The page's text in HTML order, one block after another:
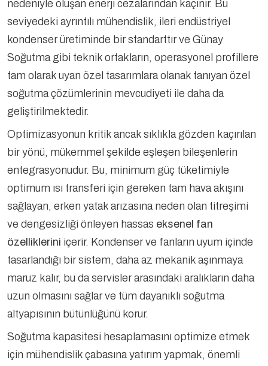
nedeniyle oluşan enerji cezalarından kaçınır. Bu
seviyedeki ayrıntılı mühendislik, ileri endüstriyel
kondenser üretiminde bir standarttır ve Günay
Soğutma gibi teknik ortakların, operasyonel profillere
tam olarak uyan özel tasarımlara olanak tanıyan özel
soğutma çözümlerinin mevcudiyeti ile daha da
geliştirilmektedir.
Optimizasyonun kritik ancak sıklıkla gözden kaçırılan
bir yönü, mükemmel şekilde eşleşen bileşenlerin
entegrasyonudur. Bu, minimum güç tüketimiyle
optimum ısı transferi için gereken tam hava akışını
sağlayan, erken yatak arızasına neden olan titreşimi
ve dengesizliği önleyen hassas eksenel fan
özelliklerini içerir. Kondenser ve fanların uyum içinde
tasarlandığı bir sistem, daha az mekanik aşınmaya
maruz kalır, bu da servisler arasındaki aralıkların daha
uzun olmasını sağlar ve tüm dayanıklı soğutma
altyapısının bütünlüğünü korur.
Soğutma kapasitesi hesaplamasını optimize etmek
için mühendislik çabasına yatırım yapmak, önemli